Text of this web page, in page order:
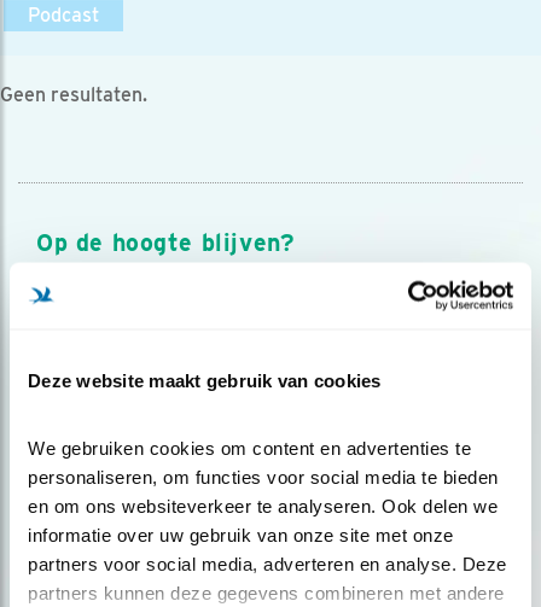
Deze website maakt gebruik van cookies
We gebruiken cookies om content en advertenties te
personaliseren, om functies voor social media te bieden
en om ons websiteverkeer te analyseren. Ook delen we
informatie over uw gebruik van onze site met onze
partners voor social media, adverteren en analyse. Deze
partners kunnen deze gegevens combineren met andere
Podcast
Geen resultaten.
Op de hoogte blijven?
Meld je aan en ontvang nieuws, inspiratie, acties en tips
over vogels en activiteiten van Vogelbescherming.